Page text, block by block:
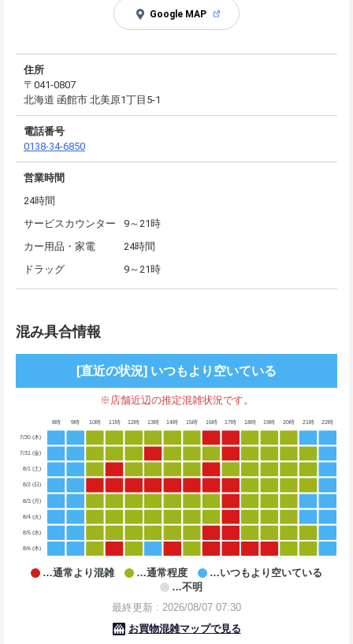
Google MAP
住所
〒041-0807
北海道 函館市 北美原1丁目5-1
電話番号
0138-34-6850
営業時間
24時間
サービスカウンター
9～21時
カー用品・家電
24時間
ドラッグ
9～21時
混み具合情報